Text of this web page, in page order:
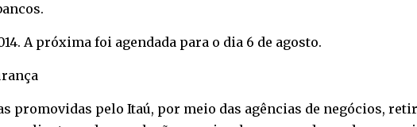
A próxima foi agendada para o dia 6 de agosto.
promovidas pelo Itaú, por meio das agências de negócios,